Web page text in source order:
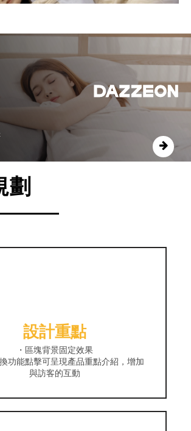
劃
設計重點
・區塊背景固定效果
功能點擊可呈現產品重點介紹，增加
與訪客的互動